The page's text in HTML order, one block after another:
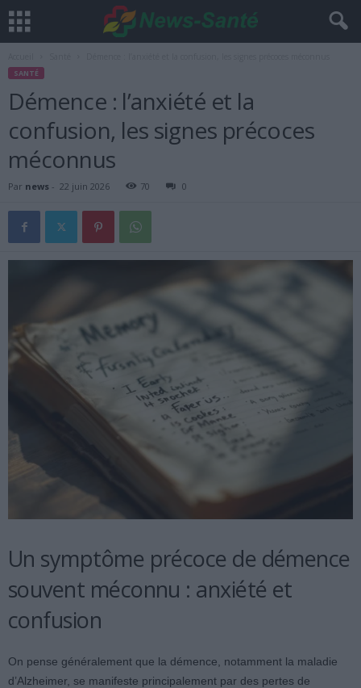
SANTÉ
Démence : l’anxiété et la
confusion, les signes précoces
méconnus
Par news - 22 juin 2026 70 0
Un symptôme précoce de démence
souvent méconnu : anxiété et
confusion
On pense généralement que la démence, notamment la maladie
d’Alzheimer, se manifeste principalement par des pertes de